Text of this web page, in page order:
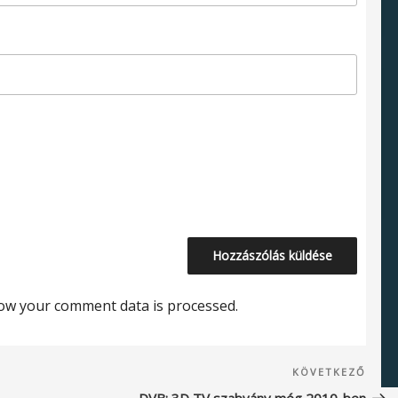
your comment data is processed.
KÖVETKEZŐ